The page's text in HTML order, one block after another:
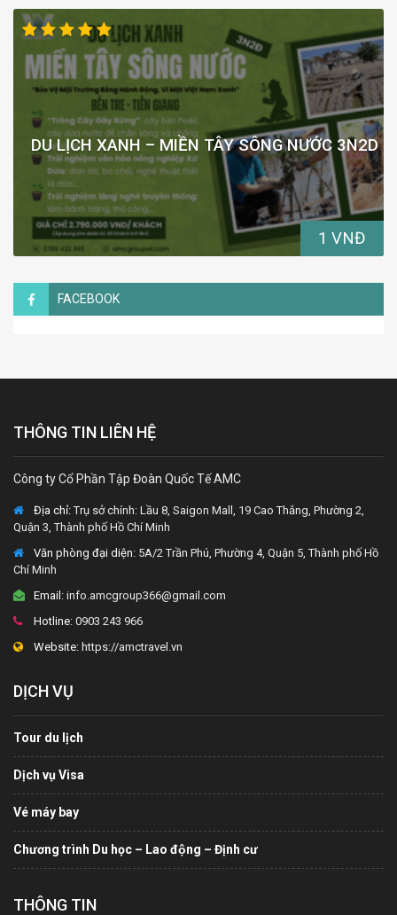
DU LỊCH XANH – MIỀN TÂY SÔNG NƯỚC 3N2D
1 VNĐ
FACEBOOK
THÔNG TIN LIÊN HỆ
Công ty Cổ Phần Tập Đoàn Quốc Tế AMC
Địa chỉ:Trụ sở chính: Lầu 8, Saigon Mall, 19 Cao Thắng, Phường 2,
Quận 3, Thành phố Hồ Chí Minh
Văn phòng đại diện: 5A/2 Trần Phú, Phường 4, Quận 5, Thành phố Hồ
Chí Minh
Email: info.amcgroup366@gmail.com
Hotline: 0903 243 966
Website: https://amctravel.vn
DỊCH VỤ
Tour du lịch
Dịch vụ Visa
Vé máy bay
Chương trình Du học – Lao động – Định cư
THÔNG TIN